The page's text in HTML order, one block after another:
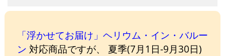
「浮かせてお届け」ヘリウム・イン・バルー
ン 対応商品ですが、 夏季(7月1日-9月30日)